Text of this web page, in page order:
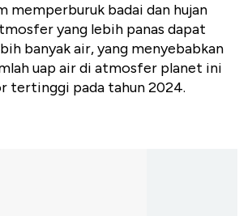
memperburuk badai dan hujan
yang lebih panas dapat
banyak air, yang menyebabkan
uap air di atmosfer planet ini
tertinggi pada tahun 2024.